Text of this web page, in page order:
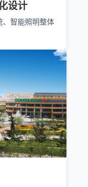
设计
、智能照明整体